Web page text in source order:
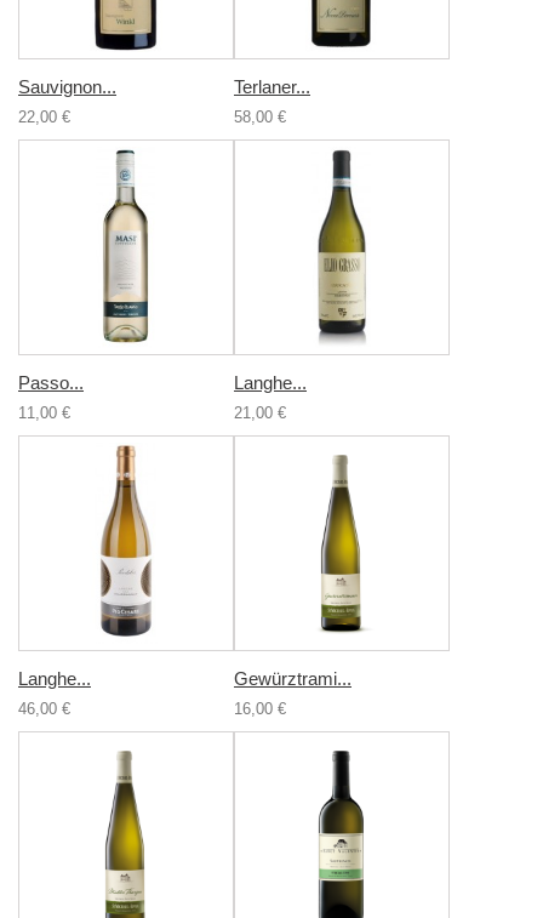
Sauvignon...
22,00 €
Terlaner...
58,00 €
Passo...
11,00 €
Langhe...
21,00 €
Langhe...
46,00 €
Gewürztrami...
16,00 €